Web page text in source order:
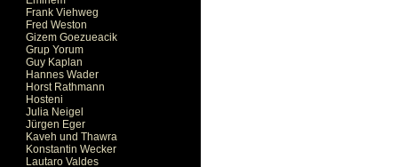
Frank Viehweg
Fred Weston
Gizem Goezueacik
Grup Yorum
Guy Kaplan
Hannes Wader
Horst Rathmann
Hosteni
Julia Neigel
Jürgen Eger
Kaveh und Thawra
Konstantin Wecker
Lautaro Valdes